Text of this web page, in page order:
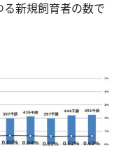
新規飼育者の数で